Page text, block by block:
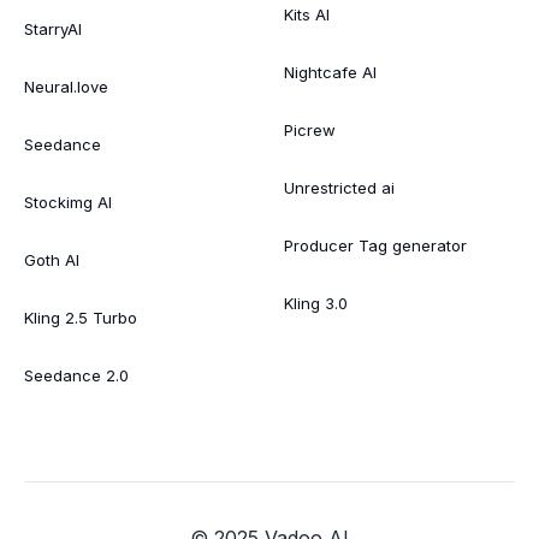
StarryAI
Neural.love
Seedance
Stockimg AI
Goth AI
Kling 2.5 Turbo
Seedance 2.0
Kits AI
Nightcafe AI
Picrew
Unrestricted ai
Producer Tag generator
Kling 3.0